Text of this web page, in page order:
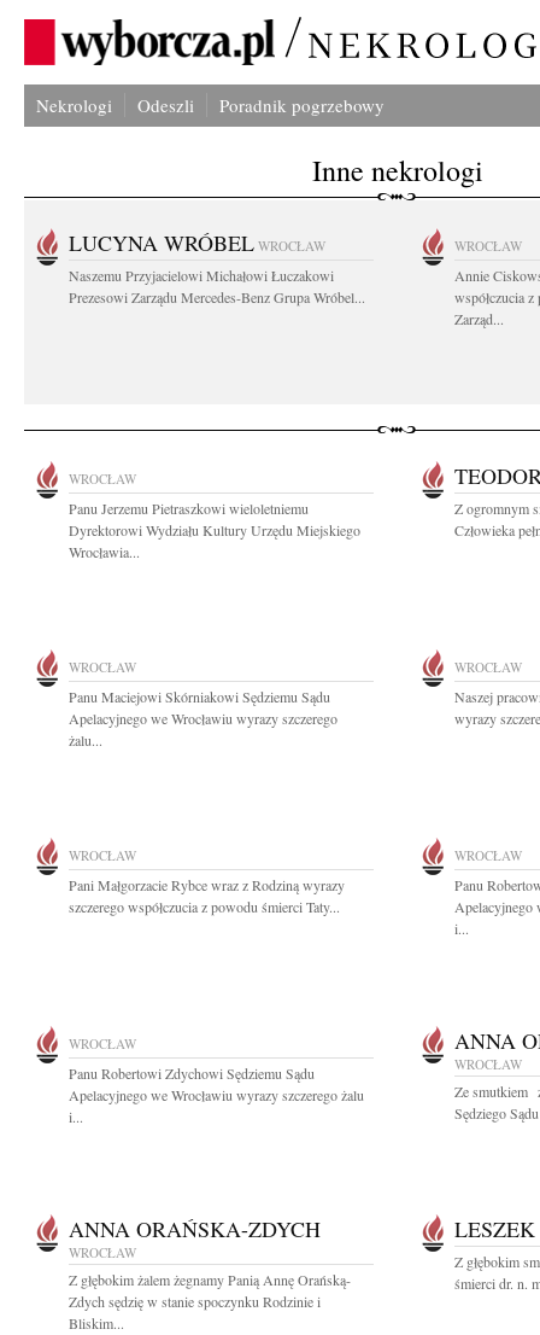
Nekrologi Odeszli Poradnik pogrzebowy
Inne nekrologi
LUCYNA WRÓBEL WROCŁAW
Naszemu Przyjacielowi Michałowi Łuczakowi
Prezesowi Zarządu Mercedes-Benz Grupa Wróbel...
WROCŁAW
Annie
współczucia
Zarząd...
WROCŁAW
Panu Jerzemu Pietraszkowi wieloletniemu
Dyrektorowi Wydziału Kultury Urzędu Miejskiego
Wrocławia...
Z ogromnym
Człowieka
WROCŁAW
Panu Maciejowi Skórniakowi Sędziemu Sądu
Apelacyjnego we Wrocławiu wyrazy szczerego
żalu...
WROCŁAW
Naszej
wyrazy
WROCŁAW
Pani Małgorzacie Rybce wraz z Rodziną wyrazy
szczerego współczucia z powodu śmierci Taty...
WROCŁAW
Panu
Apelacyjnego
i...
WROCŁAW
Panu Robertowi Zdychowi Sędziemu Sądu
Apelacyjnego we Wrocławiu wyrazy szczerego żalu
i...
ANNA
WROCŁAW
Ze smutkiem
Sędziego
ANNA ORAŃSKA-ZDYCH
WROCŁAW
Z głębokim żalem żegnamy Panią Annę Orańską-
Zdych sędzię w stanie spoczynku Rodzinie i
Bliskim...
Z głębokim
śmierci dr. n.